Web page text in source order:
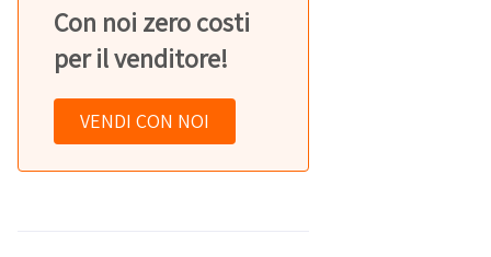
Con noi zero costi
per il venditore!
VENDI CON NOI